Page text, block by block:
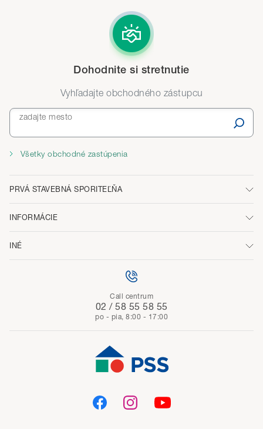
Dohodnite si stretnutie
Vyhľadajte obchodného zástupcu
zadajte mesto
Všetky obchodné zastúpenia
PRVÁ STAVEBNÁ SPORITEĽŇA
INFORMÁCIE
INÉ
Call centrum
02 / 58 55 58 55
po - pia, 8:00 - 17:00